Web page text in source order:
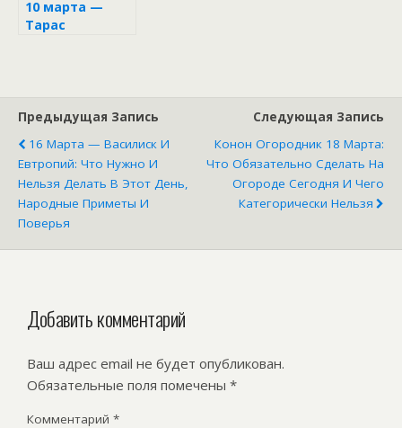
10 марта —
Тарас
Предыдущая Запись
16 Марта — Василиск И
Евтропий: Что Нужно И
Нельзя Делать В Этот День,
Народные Приметы И
Поверья
Следующая Запись
Конон Огородник 18 Марта:
Что Обязательно Сделать На
Огороде Сегодня И Чего
Категорически Нельзя
Добавить комментарий
Ваш адрес email не будет опубликован.
Обязательные поля помечены *
Комментарий *